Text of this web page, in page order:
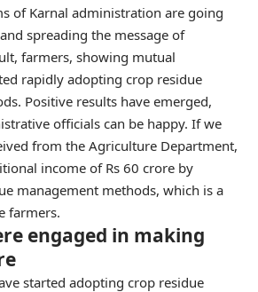
of Karnal administration are going
spreading the message of
farmers, showing mutual
rapidly adopting crop residue
Positive results have emerged,
officials can be happy. If we
from the Agriculture Department,
income of Rs 60 crore by
management methods, which is a
farmers.
engaged in making
started adopting crop residue